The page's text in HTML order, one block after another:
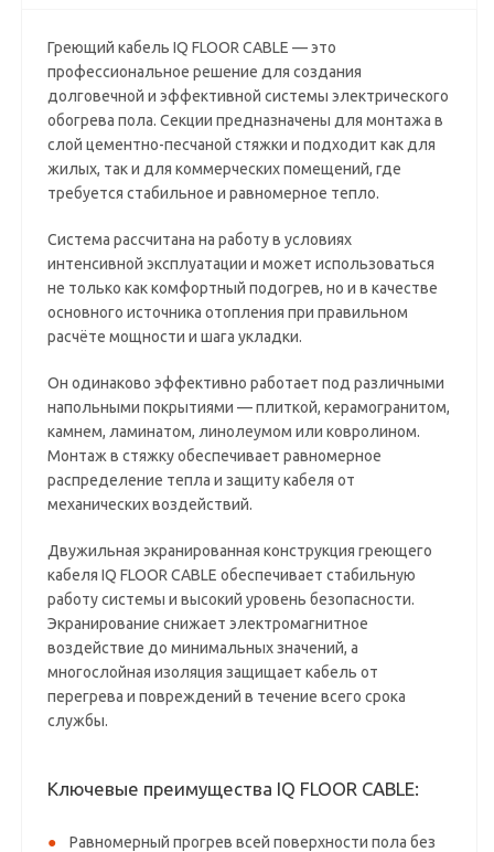
Греющий кабель IQ FLOOR CABLE — это
профессиональное решение для создания
долговечной и эффективной системы электрического
обогрева пола. Секции предназначены для монтажа в
слой цементно-песчаной стяжки и подходит как для
жилых, так и для коммерческих помещений, где
требуется стабильное и равномерное тепло.
Система рассчитана на работу в условиях
интенсивной эксплуатации и может использоваться
не только как комфортный подогрев, но и в качестве
основного источника отопления при правильном
расчёте мощности и шага укладки.
Он одинаково эффективно работает под различными
напольными покрытиями — плиткой, керамогранитом,
камнем, ламинатом, линолеумом или ковролином.
Монтаж в стяжку обеспечивает равномерное
распределение тепла и защиту кабеля от
механических воздействий.
Двужильная экранированная конструкция греющего
кабеля IQ FLOOR CABLE обеспечивает стабильную
работу системы и высокий уровень безопасности.
Экранирование снижает электромагнитное
воздействие до минимальных значений, а
многослойная изоляция защищает кабель от
перегрева и повреждений в течение всего срока
службы.
Ключевые преимущества IQ FLOOR CABLE:
Равномерный прогрев всей поверхности пола без